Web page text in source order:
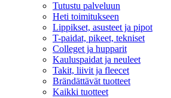
Tutustu palveluun
Heti toimitukseen
Lippikset, asusteet ja pipot
T-paidat, pikeet, tekniset
Colleget ja hupparit
Kauluspaidat ja neuleet
Takit, liivit ja fleecet
Brändättävät tuotteet
Kaikki tuotteet